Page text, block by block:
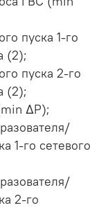
пуска 1-го
(2);
пуска 2-го
(2);
ΔP);
1-го сетевого
2-го